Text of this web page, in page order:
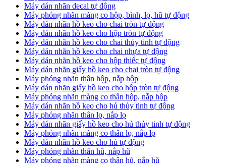
Máy dán nhãn decal tự động
Máy phóng nhãn màng co hộp, bình, lọ, hũ tự động
Máy dán nhãn hồ keo cho chai tròn tự động
Máy dán nhãn hồ keo cho hộp tròn tự động
Máy dán nhãn hồ keo cho chai thủy tinh tự động
Máy dán nhãn hồ keo cho chai nhựa tự động
Máy dán nhãn hồ keo cho hộp thiếc tự động
Máy dán nhãn giấy hồ keo cho chai tròn tự động
Máy phóng nhãn thân hộp, nắp hộp
Máy dán nhãn giấy hồ keo cho hộp tròn tự động
Máy phóng nhãn màng co thân hộp, nắp hộp
Máy dán nhãn hồ keo cho hủ thủy tinh tự động
Máy phóng nhãn thân lọ, nắp lọ
Máy dán nhãn giấy hồ keo cho hủ thủy tinh tự động
Máy phóng nhãn màng co thân lọ, nắp lọ
Máy dán nhãn hồ keo cho hủ tự động
Máy phóng nhãn thân hũ, nắp hũ
Máy phóng nhãn màng co thân hũ, nắp hũ